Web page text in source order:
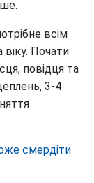
всім
віку. Почати
повідця та
3-4
смердіти